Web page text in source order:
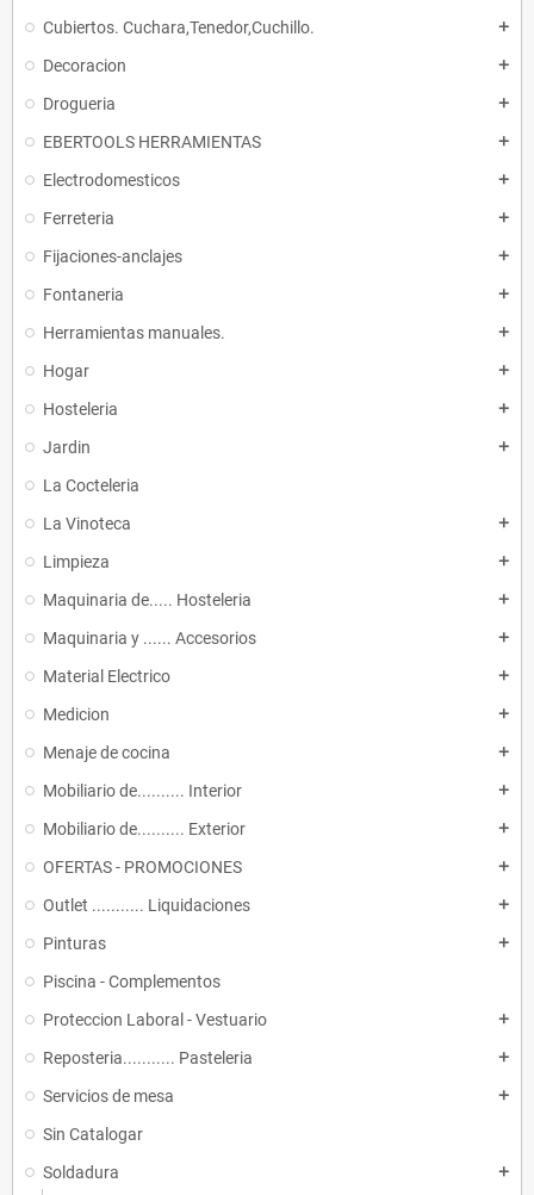
Cubiertos. Cuchara,Tenedor,Cuchillo. add
Decoracion add
Drogueria add
EBERTOOLS HERRAMIENTAS add
Electrodomesticos add
Ferreteria add
Fijaciones-anclajes add
Fontaneria add
Herramientas manuales. add
Hogar add
Hosteleria add
Jardin add
La Cocteleria
La Vinoteca
add
Limpieza add
Maquinaria de..... Hosteleria add
Maquinaria y ...... Accesorios add
Material Electrico add
Medicion add
Menaje de cocina add
Mobiliario de.......... Interior add
Mobiliario de.......... Exterior add
OFERTAS - PROMOCIONES add
Outlet ........... Liquidaciones add
Pinturas add
Piscina - Complementos
Proteccion Laboral - Vestuario
add
Reposteria........... Pasteleria add
Servicios de mesa add
Sin Catalogar
Soldadura
add